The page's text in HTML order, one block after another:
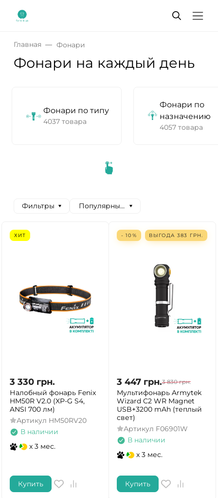
Главная Фонари
Фонари на каждый день
Фонари по типу
4037 товара
Фонари по
назначению
4057 товара
Фильтры Популярные сначала
ХИТ
3 330 грн.
Налобный фонарь Fenix
HM50R V2.0 (XP-G S4,
ANSI 700 лм)
Артикул HM50RV20
В наличии
x 3 мес.
Купить
- 10% ВЫГОДА 383 ГРН.
3 447 грн.3 830 грн.
Мультифонарь Armytek
Wizard C2 WR Magnet
USB+3200 mAh (теплый
свет)
Артикул F06901W
В наличии
x 3 мес.
Купить